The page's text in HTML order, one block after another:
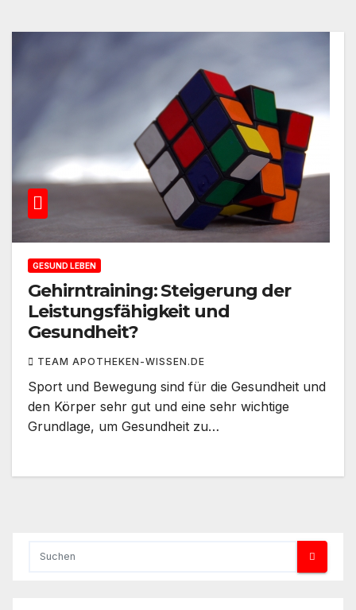
GESUND LEBEN
Gehirntraining: Steigerung der
Leistungsfähigkeit und
Gesundheit?
TEAM APOTHEKEN-WISSEN.DE
Sport und Bewegung sind für die Gesundheit und
den Körper sehr gut und eine sehr wichtige
Grundlage, um Gesundheit zu…